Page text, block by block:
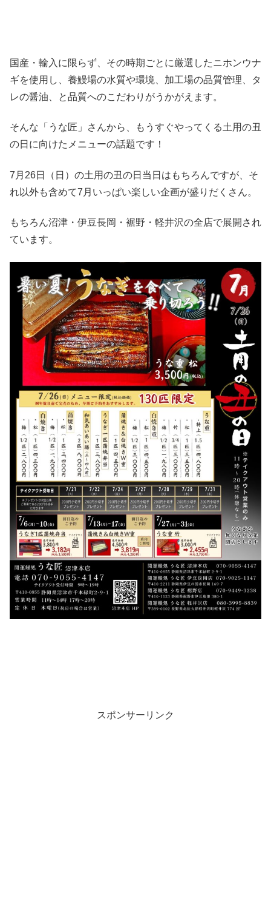
国産・輸入に限らず、その時期ごとに厳選したニホンウナ
ギを使用し、養鰻場の水質や環境、加工場の品質管理、タ
レの醤油、と品質へのこだわりがうかがえます。
そんな「うな匠」さんから、もうすぐやってくる土用の丑
の日に向けたメニューの話題です！
7月26日（日）の土用の丑の日当日はもちろんですが、そ
れ以外も含めて7月いっぱい楽しい企画が盛りだくさん。
もちろん沼津・伊豆長岡・裾野・軽井沢の全店で展開され
ています。
スポンサーリンク